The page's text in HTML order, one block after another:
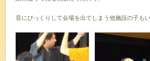
音にびっくりして会場を出てしまう他施設の子もい